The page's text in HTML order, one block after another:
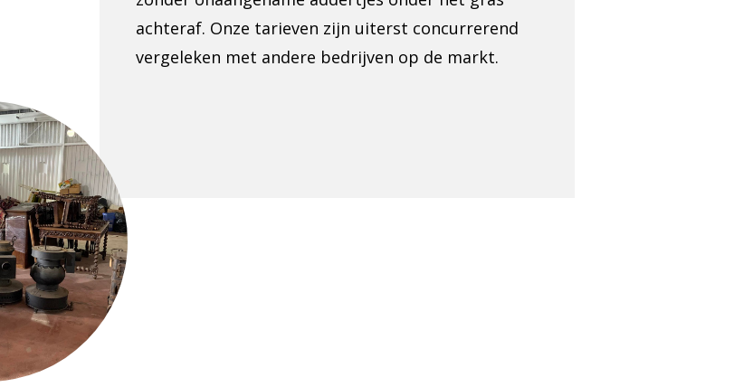
achteraf. Onze tarieven zijn uiterst concurrerend
vergeleken met andere bedrijven op de markt.